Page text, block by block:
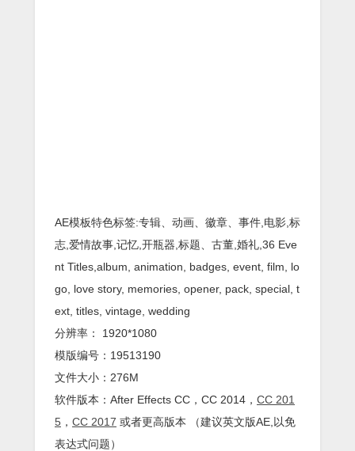
AE模板特色标签:专辑、动画、徽章、事件,电影,标
志,爱情故事,记忆,开瓶器,标题、古董,婚礼,36 Eve
nt Titles,album, animation, badges, event, film, lo
go, love story, memories, opener, pack, special, t
ext, titles, vintage, wedding
分辨率： 1920*1080
模版编号：19513190
文件大小：276M
软件版本： After Effects CC ，CC 2014， CC 201
5 ， CC 2017 或者更高版本 （建议英文版AE,以免
表达式问题）